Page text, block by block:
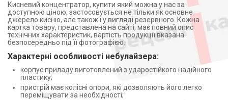
Кисневий концентратор, купити який можна у нас за
доступною ціною, застосовується не тільки як основне
джерело кисню, але також і у вигляді резервного. Кожна
картка товару, представлена на сайті, має повний опис
технічних характеристик, вартість продукції вказана
безпосередньо під її фотографією.
Характерні особливості небулайзера:
корпус приладу виготовлений з ударостійкого надійного
пластику;
пристрій має колісні опори, які дозволяють його легко
переміщувати за необхідності;